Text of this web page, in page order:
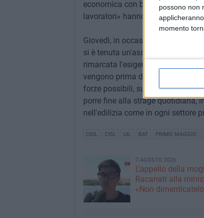
possono non
momento
economica con benefici per tutti,
lavoratori» hanno spiegato i
Giovedì, in occasione della
si è tenuta un'assemblea
rimarcata l'esigenza che «lavoro
vengono prima del profitto.
forze possibili, superando la
porre fine alla strage quotidiana,
nell'edilizia come in ogni settore
CGIL CISL UIL BAT PRIMO MAGGIO
7 AGOSTO 2026
L'appello della
Racanati alla
«Non